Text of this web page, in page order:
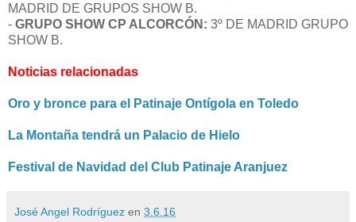
MADRID DE GRUPOS SHOW B.
- GRUPO SHOW CP ALCORCÓN: 3º DE MADRID GRUPO
SHOW B.
Noticias relacionadas
Oro y bronce para el Patinaje Ontígola en Toledo
La Montaña tendrá un Palacio de Hielo
Festival de Navidad del Club Patinaje Aranjuez
José Angel Rodríguez en 3.6.16